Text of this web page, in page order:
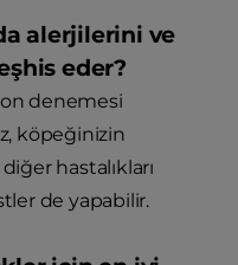
alerjilerini ve
eder?
denemesi
köpeğinizin
hastalıkları
de yapabilir.